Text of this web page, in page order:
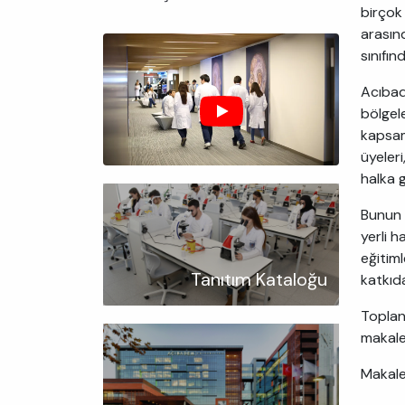
Tanıtım Kataloğu
birçok
halka
Bunun
yerli